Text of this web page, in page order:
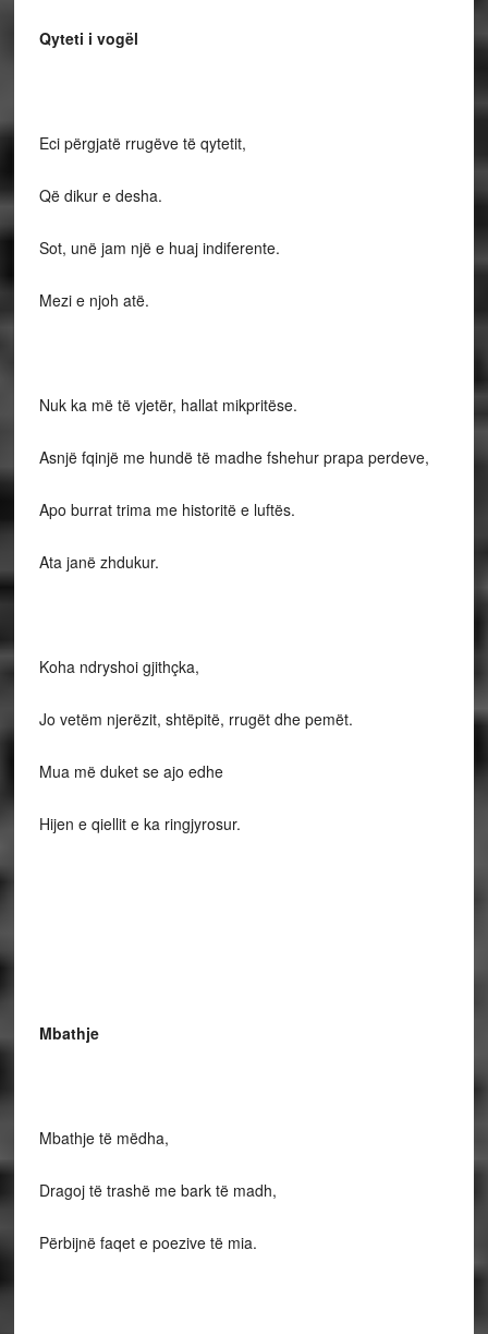
Qyteti i vogël
Eci përgjatë rrugëve të qytetit,
Që dikur e desha.
Sot, unë jam një e huaj indiferente.
Mezi e njoh atë.
Nuk ka më të vjetër, hallat mikpritëse.
Asnjë fqinjë me hundë të madhe fshehur prapa perdeve,
Apo burrat trima me historitë e luftës.
Ata janë zhdukur.
Koha ndryshoi gjithçka,
Jo vetëm njerëzit, shtëpitë, rrugët dhe pemët.
Mua më duket se ajo edhe
Hijen e qiellit e ka ringjyrosur.
Mbathje
Mbathje të mëdha,
Dragoj të trashë me bark të madh,
Përbijnë faqet e poezive të mia.